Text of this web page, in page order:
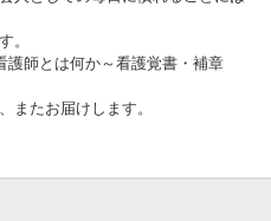
。
師とは何か～看護覚書・補章
またお届けします。